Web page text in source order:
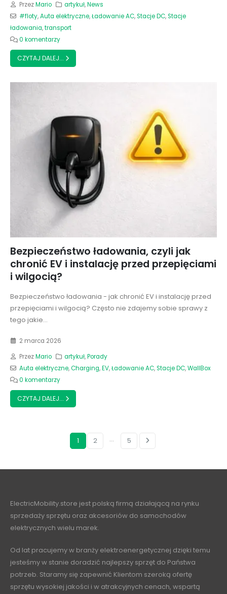
PrzezMario artykuł,News
#floty,Auta elektryczne,Ładowanie AC,Stacje DC,Stacje
ładowania,transport
0 komentarzy
CZYTAJ DALEJ...
Bezpieczeństwo ładowania, czyli jak
chronić EV i instalację przed przepięciami
i wilgocią?
Bezpieczeństwo ładowania - jak chronić EV i instalację przed
przepięciami i wilgocią? Często nie zdajemy sobie sprawy z
tego jakie...
2 marca 2026
PrzezMario artykuł,Porady
Auta elektryczne,Charging,EV,Ładowanie AC,Stacje DC,WallBox
0 komentarzy
CZYTAJ DALEJ...
1 2 … 5
ElectricMobility.store jest polską firmą działającą na rynku
sprzedaży sprzętu oraz akcesoriów do samochodów
elektrycznych wielu marek.
Od lat pracujemy w branży elektroenergetycznej dzięki temu
jesteśmy w stanie doradzić najlepszy sprzęt do Państwa
potrzeb. Staramy się zapewnić Klientom szeroką ofertę
sprzętu wysokiej jakości i w atrakcyjnych cenach, wspartą